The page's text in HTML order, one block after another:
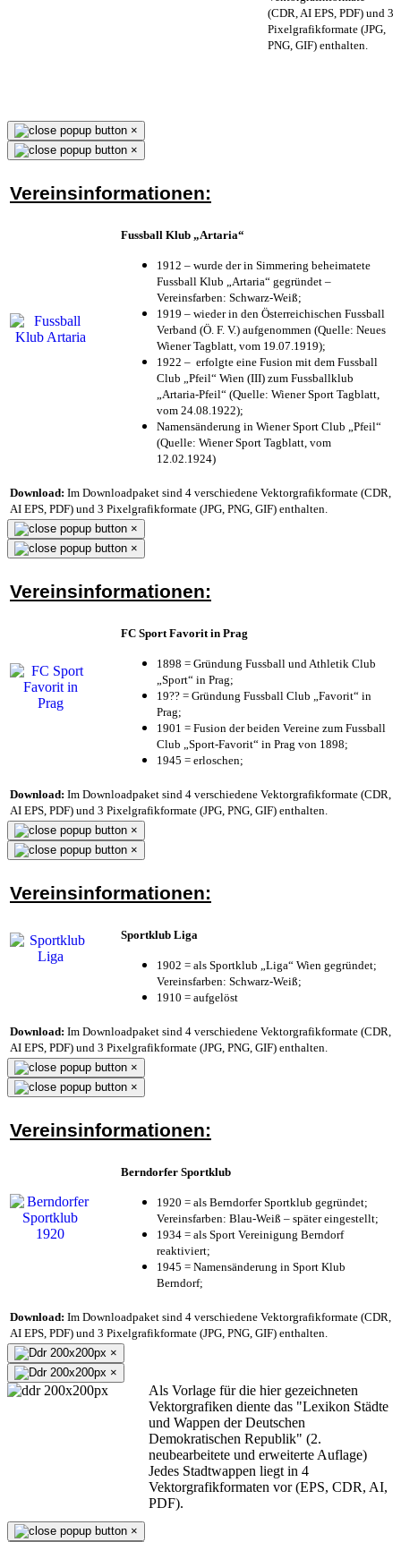
(CDR, AI EPS, PDF) und 3
Pixelgrafikformate (JPG,
PNG, GIF) enthalten.
×
×
Vereinsinformationen:
Fussball Klub „Artaria“
1912 – wurde der in Simmering beheimatete
Fussball Klub „Artaria“ gegründet –
Vereinsfarben: Schwarz-Weiß;
1919 – wieder in den Österreichischen Fussball
Verband (Ö. F. V.) aufgenommen (Quelle: Neues
Wiener Tagblatt, vom 19.07.1919);
1922 – erfolgte eine Fusion mit dem Fussball
Club „Pfeil“ Wien (III) zum Fussballklub
„Artaria-Pfeil“ (Quelle: Wiener Sport Tagblatt,
vom 24.08.1922);
Namensänderung in Wiener Sport Club „Pfeil“
(Quelle: Wiener Sport Tagblatt, vom
12.02.1924)
Download: Im Downloadpaket sind 4 verschiedene Vektorgrafikformate (CDR,
AI EPS, PDF) und 3 Pixelgrafikformate (JPG, PNG, GIF) enthalten.
×
×
Vereinsinformationen:
FC Sport Favorit in Prag
1898 = Gründung Fussball und Athletik Club
„Sport“ in Prag;
19?? = Gründung Fussball Club „Favorit“ in
Prag;
1901 = Fusion der beiden Vereine zum Fussball
Club „Sport-Favorit“ in Prag von 1898;
1945 = erloschen;
Download: Im Downloadpaket sind 4 verschiedene Vektorgrafikformate (CDR,
AI EPS, PDF) und 3 Pixelgrafikformate (JPG, PNG, GIF) enthalten.
×
×
Vereinsinformationen:
Sportklub Liga
1902 = als Sportklub „Liga“ Wien gegründet;
Vereinsfarben: Schwarz-Weiß;
1910 = aufgelöst
Download: Im Downloadpaket sind 4 verschiedene Vektorgrafikformate (CDR,
AI EPS, PDF) und 3 Pixelgrafikformate (JPG, PNG, GIF) enthalten.
×
×
Vereinsinformationen:
Berndorfer Sportklub
1920 = als Berndorfer Sportklub gegründet;
Vereinsfarben: Blau-Weiß – später eingestellt;
1934 = als Sport Vereinigung Berndorf
reaktiviert;
1945 = Namensänderung in Sport Klub
Berndorf;
Download: Im Downloadpaket sind 4 verschiedene Vektorgrafikformate (CDR,
AI EPS, PDF) und 3 Pixelgrafikformate (JPG, PNG, GIF) enthalten.
×
×
Als Vorlage für die hier gezeichneten
Vektorgrafiken diente das "Lexikon Städte
und Wappen der Deutschen
Demokratischen Republik" (2.
neubearbeitete und erweiterte Auflage)
Jedes Stadtwappen liegt in 4
Vektorgrafikformaten vor (EPS, CDR, AI,
PDF).
×